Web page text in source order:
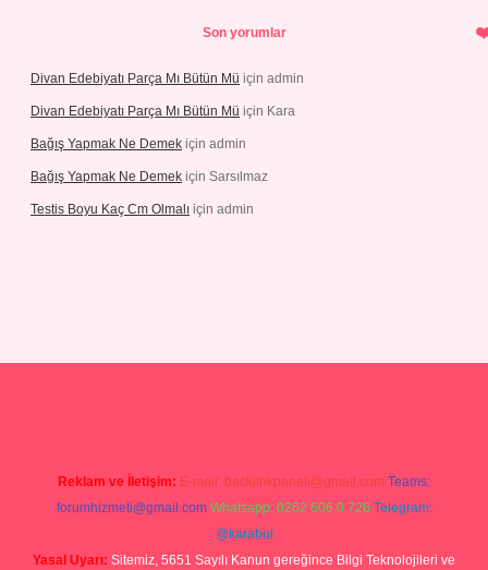
Son yorumlar
Divan Edebiyatı Parça Mı Bütün Mü için admin
Divan Edebiyatı Parça Mı Bütün Mü için Kara
Bağış Yapmak Ne Demek için admin
Bağış Yapmak Ne Demek için Sarsılmaz
Testis Boyu Kaç Cm Olmalı için admin
Reklam ve İletişim: E-mail: backlinkpaneli@gmail.com Teams:
forumhizmeti@gmail.com Whatsapp: 0262 606 0 726 Telegram:
@karabul
Yasal Uyarı: Sitemiz, 5651 Sayılı Kanun gereğince Bilgi Teknolojileri ve